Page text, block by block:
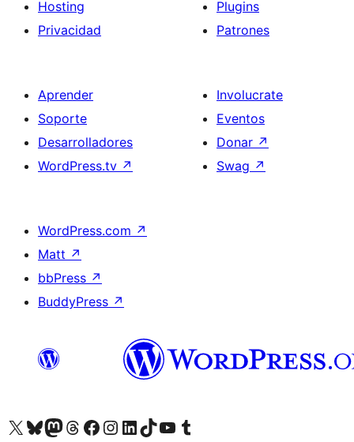
Hosting
Privacidad
Plugins
Patrones
Aprender
Soporte
Desarrolladores
WordPress.tv ↗
Involucrate
Eventos
Donar ↗
Swag ↗
WordPress.com ↗
Matt ↗
bbPress ↗
BuddyPress ↗
Visitá nuestra cuenta de X (anteriormente Twitter)
Visitá nuestra cuenta de Bluesky
Visitá nuestra cuenta de Mastodon
Visitá nuestra cuenta de Threads
Visitá nuestra página de Facebook
Visitá nuestra cuenta de Instagram
Visitá nuestra cuenta de LinkedIn
Visitá nuestra cuenta de TikTok
Visitá nuestro canal de YouTube
Visitá nuestra cuenta de Tumblr